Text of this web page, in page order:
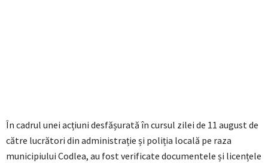
În cadrul unei acțiuni desfășurată în cursul zilei de 11 august de
către lucrători din administrație și poliția locală pe raza
municipiului Codlea, au fost verificate documentele și licențele